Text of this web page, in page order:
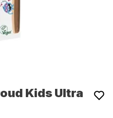
Kids Ultra